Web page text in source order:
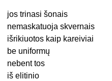
jos trinasi šonais
nemaskatuoja skvernais
išrikiuotos kaip kareiviai
be uniformų
nebent tos
iš elitinio